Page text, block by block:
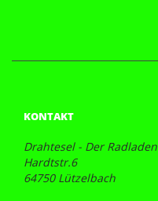
KONTAKT
Drahtesel - Der Radladen
Hardtstr.6
64750 Lützelbach